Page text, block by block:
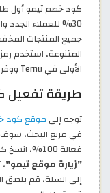
كود خصم تيمو أول
جميع المنتجات
المتنوعة، استخدم
الأولى في Temu ووفر الكثير!
طريقة
توجه إلى موقع كود
فعالة 100%، انسخ كود خصم تيمو أول طلب (
"زيارة موقع تيمو"
إلى السلة، قم